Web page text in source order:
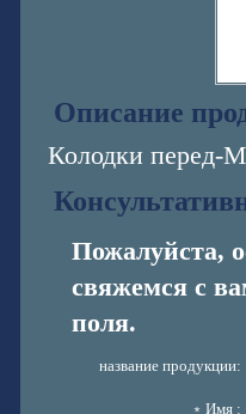
Описание
Колодки перед-
Пожалуйста,
свяжемся с
поля.
название продукции:
﹡Имя :